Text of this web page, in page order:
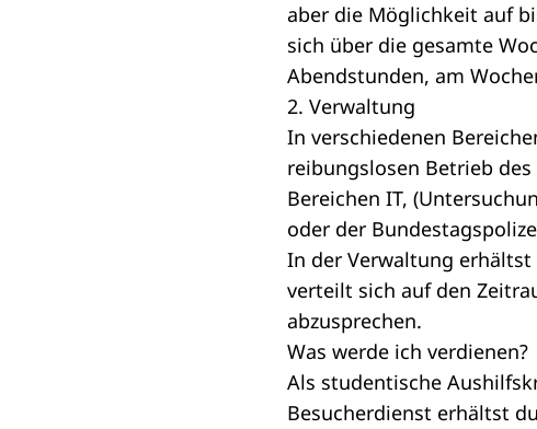
aber die Möglichkeit auf
sich über die gesamte
Abendstunden, am
2. Verwaltung
In verschiedenen
reibungslosen Betrieb
Bereichen IT,
oder der
In der Verwaltung
verteilt sich auf den
abzusprechen.
Was werde ich verdienen?
Als studentische
Besucherdienst erhältst